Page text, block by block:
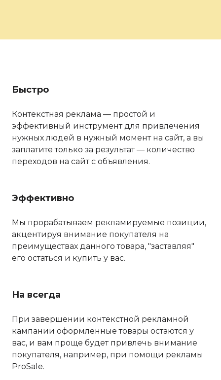
Быстро
Контекстная реклама — простой и
эффективный инструмент для привлечения
нужных людей в нужный момент на сайт, а вы
заплатите только за результат — количество
переходов на сайт с объявления.
Эффективно
Мы прорабатываем рекламируемые позиции,
акцентируя внимание покупателя на
преимуществах данного товара, "заставляя"
его остаться и купить у вас.
На всегда
При завершении контекстной рекламной
кампании оформленные товары остаются у
вас, и вам проще будет привлечь внимание
покупателя, например, при помощи рекламы
ProSale.